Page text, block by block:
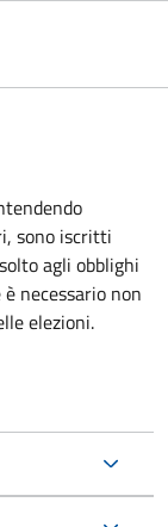
sono iscritti
agli obblighi
necessario non
elezioni.